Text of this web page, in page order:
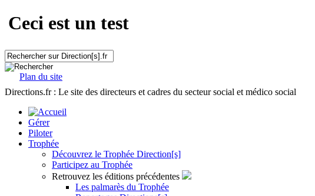
Ceci est un test
Plan du site
Directions.fr : Le site des directeurs et cadres du secteur social et médico social
Gérer
Piloter
Trophée
Découvrez le Trophée Direction[s]
Participez au Trophée
Retrouvez les éditions précédentes
Les palmarès du Trophée